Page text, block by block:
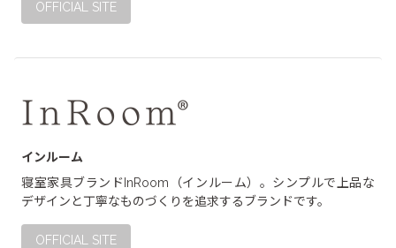
OFFICIAL SITE
インルーム
寝室家具ブランドInRoom（インルーム）。シンプルで上品な
デザインと丁寧なものづくりを追求するブランドです。
OFFICIAL SITE